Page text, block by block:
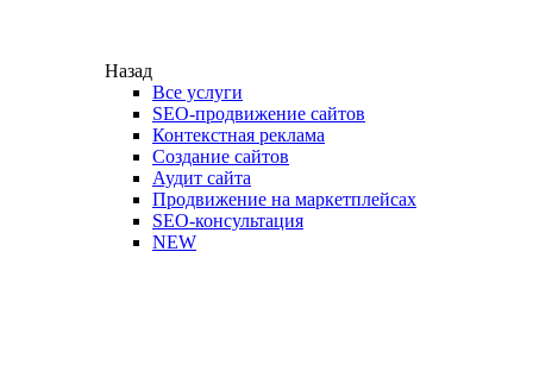
Назад
Все услуги
SEO-продвижение сайтов
Контекстная реклама
Создание сайтов
Аудит сайта
Продвижение на маркетплейсах
SEO-консультация
NEW